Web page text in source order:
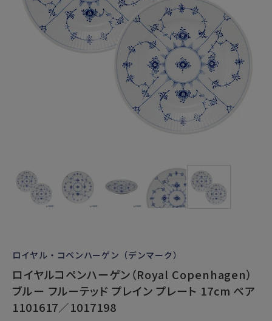
ロイヤル・コペンハーゲン（デンマーク）
ロイヤルコペンハーゲン（Royal Copenhagen）
ブルー フルーテッド プレイン プレート 17cm ペア
1101617／1017198